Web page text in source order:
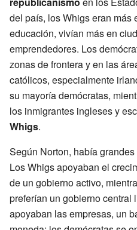
del país, los Whigs eran más
educación, vivían más en
emprendedores. Los
zonas de frontera y en las
católicos, especialmente
su mayoría demócratas,
los inmigrantes ingleses y
Whigs.
Según Norton, había
Los Whigs apoyaban el
de un gobierno activo,
preferían un gobierno central
apoyaban las empresas, un